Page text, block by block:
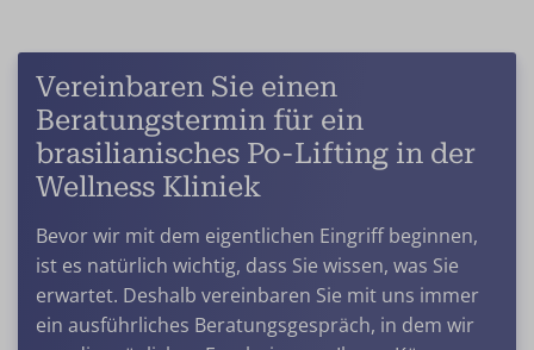
Vereinbaren Sie einen
Beratungstermin für ein
brasilianisches Po-Lifting in der
Wellness Kliniek
Bevor wir mit dem eigentlichen Eingriff beginnen,
ist es natürlich wichtig, dass Sie wissen, was Sie
erwartet. Deshalb vereinbaren Sie mit uns immer
ein ausführliches Beratungsgespräch, in dem wir